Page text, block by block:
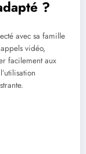
?
avec sa famille
vidéo,
facilement aux